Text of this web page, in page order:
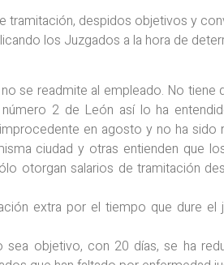
tramitación, despidos objetivos y
los Juzgados a la hora de
se readmite al empleado. No tiene
2 de León así lo ha
en agosto y no ha sido
ciudad y otras entienden que
otorgan salarios de tramitación
extra por el tiempo que dure el
sea objetivo, con 20 días, se ha